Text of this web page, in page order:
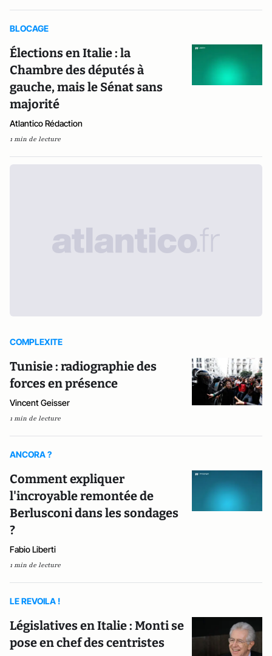
BLOCAGE
Élections en Italie : la
Chambre des députés à
gauche, mais le Sénat sans
majorité
Atlantico Rédaction
1 min de lecture
COMPLEXITE
Tunisie : radiographie des
forces en présence
Vincent Geisser
1 min de lecture
ANCORA ?
Comment expliquer
l'incroyable remontée de
Berlusconi dans les sondages
?
Fabio Liberti
1 min de lecture
LE REVOILA !
Législatives en Italie : Monti se
pose en chef des centristes